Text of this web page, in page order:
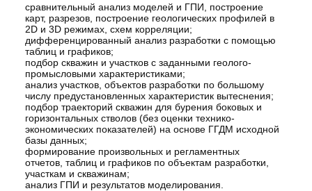
сравнительный анализ моделей и ГПИ, построение
карт, разрезов, построение геологических профилей в
2D и 3D режимах, схем корреляции;
дифференцированный анализ разработки с помощью
таблиц и графиков;
подбор скважин и участков с заданными геолого-
промысловыми характеристиками;
анализ участков, объектов разработки по большому
числу предустановленных характеристик вытеснения;
подбор траекторий скважин для бурения боковых и
горизонтальных стволов (без оценки технико-
экономических показателей) на основе ГГДМ исходной
базы данных;
формирование произвольных и регламентных
отчетов, таблиц и графиков по объектам разработки,
участкам и скважинам;
анализ ГПИ и результатов моделирования.